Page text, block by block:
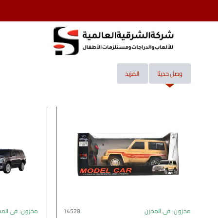
وصل حديثا المزيد
مخزون:فى المخزن 14528 مخزون:فى